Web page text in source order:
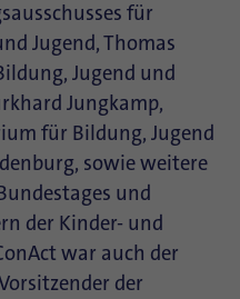
für
Jugend, Thomas
Jugend und
Jungkamp,
für Bildung, Jugend
sowie weitere
und
der Kinder- und
war auch der
der